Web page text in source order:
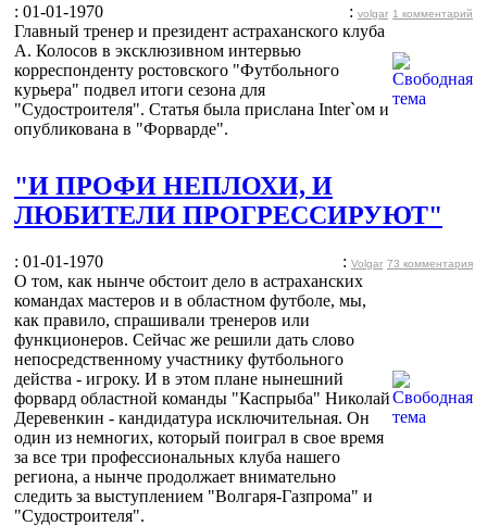
: 01-01-1970 : volgar 1 комментарий
Главный тренер и президент астраханского клуба
А. Колосов в эксклюзивном интервью
корреспонденту ростовского "Футбольного
курьера" подвел итоги сезона для
"Судостроителя". Статья была прислана Inter`ом и
опубликована в "Форварде".
"И ПРОФИ НЕПЛОХИ, И
ЛЮБИТЕЛИ ПРОГРЕССИРУЮТ"
: 01-01-1970 : Volgar 73 комментария
О том, как нынче обстоит дело в астраханских
командах мастеров и в областном футболе, мы,
как правило, спрашивали тренеров или
функционеров. Сейчас же решили дать слово
непосредственному участнику футбольного
действа - игроку. И в этом плане нынешний
форвард областной команды "Каспрыба" Николай
Деревенкин - кандидатура исключительная. Он
один из немногих, который поиграл в свое время
за все три профессиональных клуба нашего
региона, а нынче продолжает внимательно
следить за выступлением "Волгаря-Газпрома" и
"Судостроителя".